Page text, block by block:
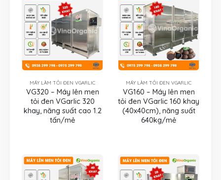
MÁY LÀM TỎI ĐEN VGARLIC
VG320 – Máy lên men
tỏi đen VGarlic 320
khay, năng suất cao 1.2
tấn/mẻ
MÁY LÀM TỎI ĐEN VGARLIC
VG160 – Máy lên men
tỏi đen VGarlic 160 khay
(40x40cm), năng suất
640kg/mẻ